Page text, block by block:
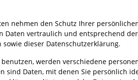
nehmen den Schutz Ihrer
Daten vertraulich und entsprechend
dieser Datenschutzerklärung.
werden verschiedene
sind Daten, mit denen Sie persönlich